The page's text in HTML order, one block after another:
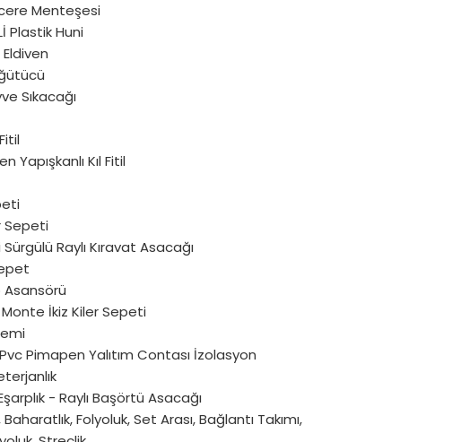
Menteşesi
Plastik Huni
Sıkacağı
Yapışkanlı Kıl Fitil
Sepeti
Raylı Kıravat Asacağı
İkiz Kiler Sepeti
Pimapen Yalıtım Contası İzolasyon
- Raylı Başörtü Asacağı
Baharatlık, Folyoluk, Set Arası, Bağlantı Takımı,